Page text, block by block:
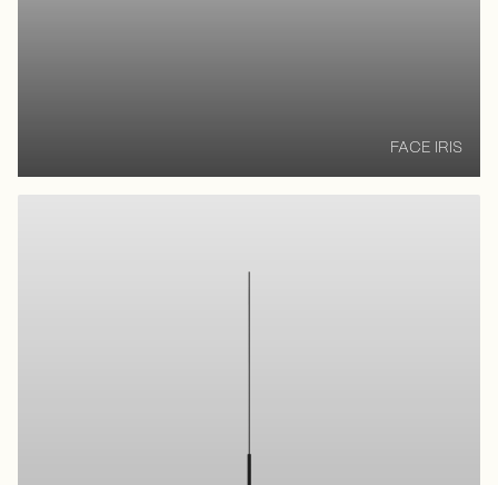
FACE IRIS